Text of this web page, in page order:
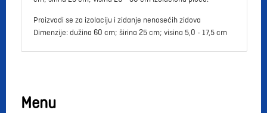
Proizvodi se za izolaciju i zidanje nenosećih zidova
Dimenzije: dužina 60 cm; širina 25 cm; visina 5,0 - 17,5 cm
Menu